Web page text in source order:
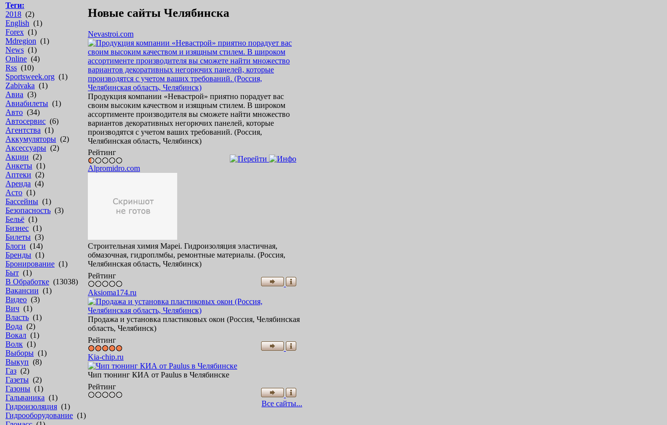
Теги:
2018 (2)
English (1)
Forex (1)
Mdregion (1)
News (1)
Online (4)
Rss (10)
Sportsweek.org (1)
Zabivaka (1)
Авиа (3)
Авиабилеты (1)
Авто (34)
Автосервис (6)
Агентства (1)
Аккумуляторы (2)
Аксессуары (2)
Акции (2)
Анкеты (1)
Аптеки (2)
Аренда (4)
Асто (1)
Бассейны (1)
Безопасность (3)
Бельё (1)
Бизнес (1)
Билеты (3)
Блоги (14)
Бренды (1)
Бронирование (1)
Быт (1)
В Обработке (13038)
Вакансии (1)
Видео (3)
Вич (1)
Власть (1)
Вода (2)
Вокал (1)
Волк (1)
Выборы (1)
Выкуп (8)
Газ (2)
Газеты (2)
Газоны (1)
Гальваника (1)
Гидроизоляция (1)
Гидрооборудование (1)
Новые сайты Челябинска
Nevastroi.com
Продукция компании «Невастрой» приятно порадует вас
своим высоким качеством и изящным стилем. В широком
ассортименте производителя вы сможете найти множество
вариантов декоративных негорючих панелей, которые
производятся с учетом ваших требований. (Россия,
Челябинская область, Челябинск)
Рейтинг
Alpromidro.com
Cтроительная химия Mapei. Гидроизоляция эластичная,
обмазочная, гидроплмбы, ремонтные материалы. (Россия,
Челябинская область, Челябинск)
Рейтинг
Aksioma174.ru
Продажа и установка пластиковых окон (Россия, Челябинская
область, Челябинск)
Рейтинг
Kia-chip.ru
Чип тюнинг КИА от Paulus в Челябинске
Рейтинг
Все сайты...